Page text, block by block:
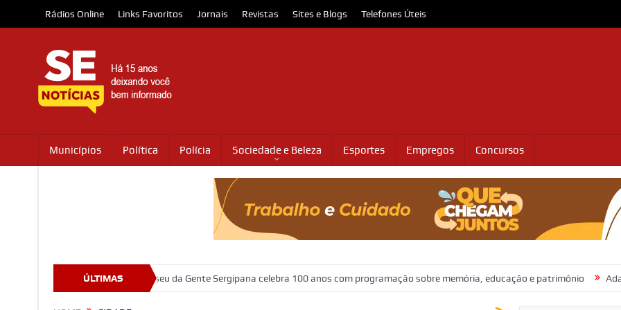
Rádios Online Links Favoritos Jornais Revistas Sites e Blogs Telefones Úteis
Municípios Política Polícia Sociedade e Beleza Esportes Empregos Concursos
ÚLTIMAS
Prédio que abriga o Museu da Gente Sergipana celebra 100 anos com programação sobre memória, educação e patrimônio Adasfa e